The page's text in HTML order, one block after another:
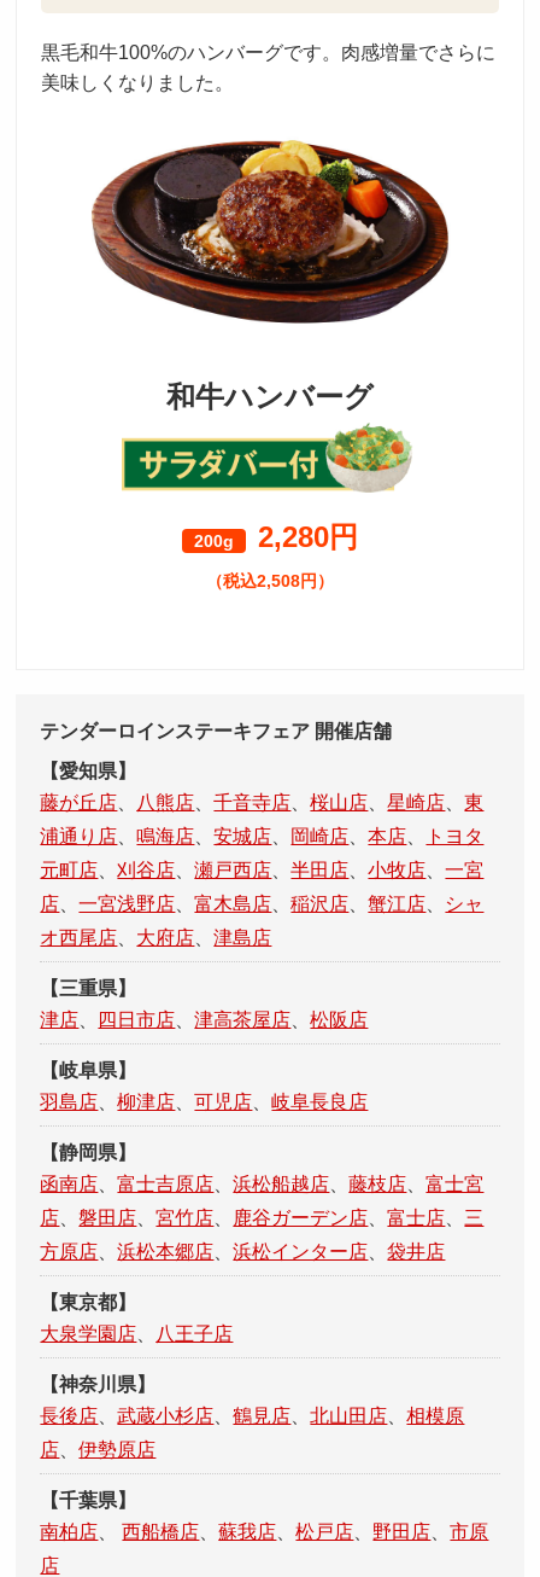
黒毛和牛100%のハンバーグです。肉感増量でさらに
美味しくなりました。
和牛ハンバーグ
200g 2,280円
（税込2,508円）
テンダーロインステーキフェア 開催店舗
【愛知県】
藤が丘店
八熊店 、千音寺店 、桜山店 、星崎店 、東
浦通り店 、鳴海店 、安城店 岡崎店 、本店
トヨタ
元町店 、刈谷店 、瀬戸西店 、半田店 、小牧店 、一宮
店 、一宮浅野店 、富木島店 、稲沢店 、蟹江店
シャ
オ西尾店
大府店 、津島店
【三重県】
津店
四日市店 、津高茶屋店 、松阪店
【岐阜県】
羽島店 、柳津店 、可児店 、岐阜長良店
【静岡県】
函南店 、富士吉原店 、浜松船越店 、藤枝店 、富士宮
店 、磐田店 、宮竹店 鹿谷ガーデン店 、富士店
三
方原店 、浜松本郷店 、浜松インター店 、袋井店
【東京都】
大泉学園店
八王子店
【神奈川県】
長後店 、武蔵小杉店 、鶴見店 、北山田店 、相模原
店 、伊勢原店
【千葉県】
南柏店 、西船橋店 、蘇我店 、松戸店 野田店 、市原
店